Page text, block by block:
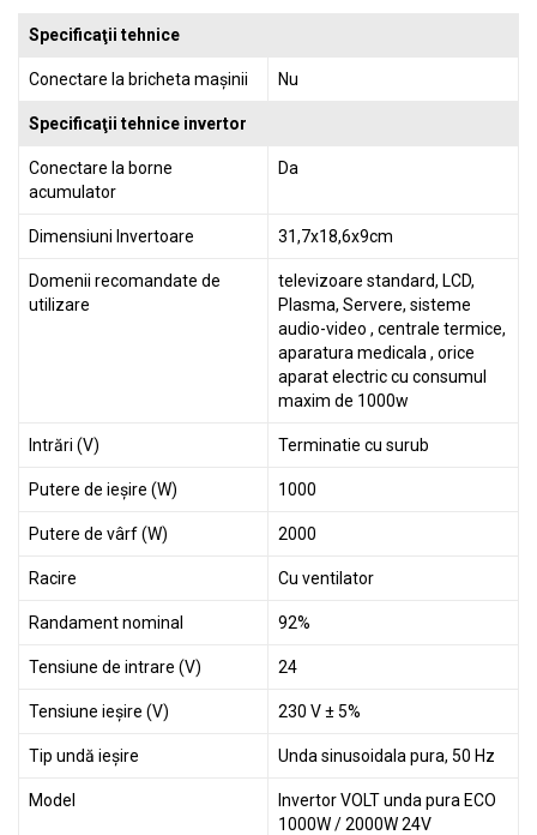
Specificaţii tehnice
Conectare la bricheta mașinii Nu
Specificaţii tehnice invertor
Conectare la borne
acumulator
Da
Dimensiuni Invertoare 31,7x18,6x9cm
Domenii recomandate de
utilizare
televizoare standard, LCD,
Plasma, Servere, sisteme
audio-video , centrale termice,
aparatura medicala , orice
aparat electric cu consumul
maxim de 1000w
Intrări (V) Terminatie cu surub
Putere de ieșire (W) 1000
Putere de vârf (W) 2000
Racire Cu ventilator
Randament nominal 92%
Tensiune de intrare (V) 24
Tensiune ieșire (V) 230 V ± 5%
Tip undă ieșire Unda sinusoidala pura, 50 Hz
Model
Invertor VOLT unda pura ECO
1000W / 2000W 24V